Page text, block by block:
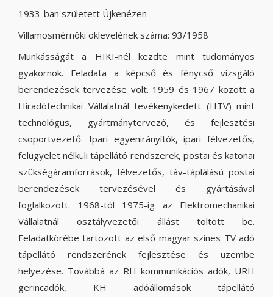
1933-ban született Újkenézen
Villamosmérnöki oklevelének száma: 93/1958
Munkásságát a HIKI-nél kezdte mint tudományos
gyakornok. Feladata a képcső és fénycső vizsgáló
berendezések tervezése volt. 1959 és 1967 között a
Hiradótechnikai Vállalatnál tevékenykedett (HTV) mint
technológus, gyártmánytervező, és fejlesztési
csoportvezető. Ipari egyenirányítók, ipari félvezetős,
felügyelet nélküli tápellátó rendszerek, postai és katonai
szükségáramforrások, félvezetős, táv-táplálású postai
berendezések tervezésével és gyártásával
foglalkozott. 1968-tól 1975-ig az Elektromechanikai
Vállalatnál osztályvezetői állást töltött be.
Feladatkörébe tartozott az első magyar színes TV adó
tápellátó rendszerének fejlesztése és üzembe
helyezése. Továbbá az RH kommunikációs adók, URH
gerincadók, KH adóállomások tápellátó